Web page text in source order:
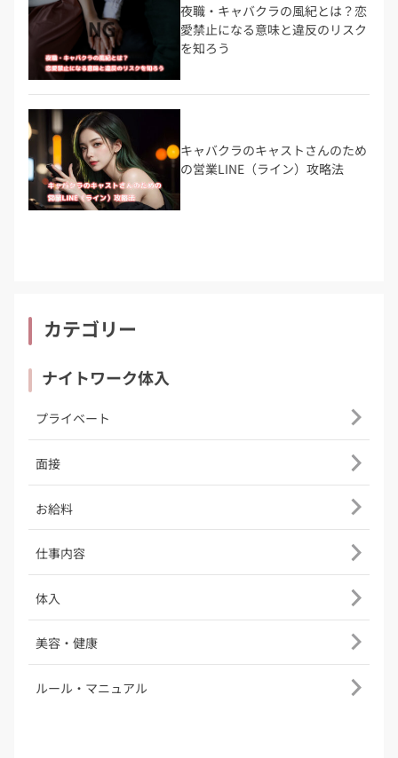
夜職・キャバクラの風紀とは？恋
愛禁止になる意味と違反のリスク
を知ろう
キャバクラのキャストさんのため
の営業LINE（ライン）攻略法
カテゴリー
ナイトワーク体入
プライベート
面接
お給料
仕事内容
体入
美容・健康
ルール・マニュアル